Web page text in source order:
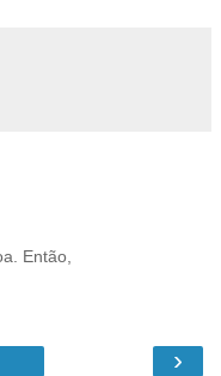
Então,
›